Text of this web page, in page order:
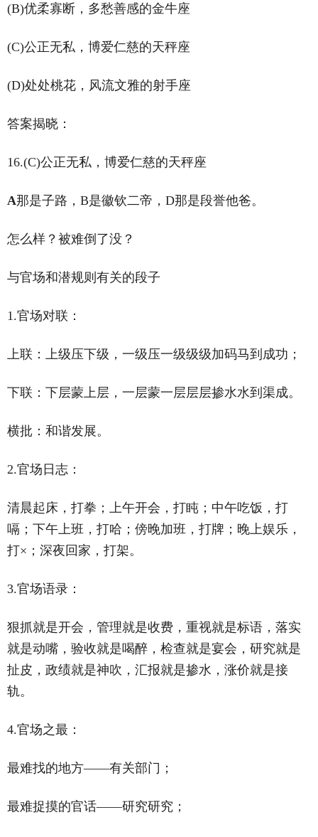
(B)优柔寡断，多愁善感的金牛座
(C)公正无私，博爱仁慈的天秤座
(D)处处桃花，风流文雅的射手座
答案揭晓：
16.(C)公正无私，博爱仁慈的天秤座
A那是子路，B是徽钦二帝，D那是段誉他爸。
怎么样？被难倒了没？
与官场和潜规则有关的段子
1.官场对联：
上联：上级压下级，一级压一级级级加码马到成功；
下联：下层蒙上层，一层蒙一层层层掺水水到渠成。
横批：和谐发展。
2.官场日志：
清晨起床，打拳；上午开会，打盹；中午吃饭，打
嗝；下午上班，打哈；傍晚加班，打牌；晚上娱乐，
打×；深夜回家，打架。
3.官场语录：
狠抓就是开会，管理就是收费，重视就是标语，落实
就是动嘴，验收就是喝醉，检查就是宴会，研究就是
扯皮，政绩就是神吹，汇报就是掺水，涨价就是接
轨。
4.官场之最：
最难找的地方——有关部门；
最难捉摸的官话——研究研究；